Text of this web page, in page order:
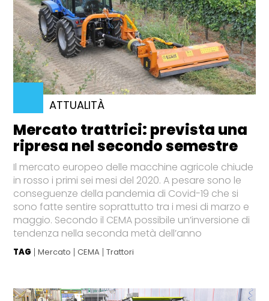
ATTUALITÀ
Mercato trattrici: prevista una
ripresa nel secondo semestre
Il mercato europeo delle macchine agricole chiude
in rosso i primi sei mesi del 2020. A pesare sono le
conseguenze della pandemia di Covid-19 che si
sono fatte sentire soprattutto tra i mesi di marzo e
maggio. Secondo il CEMA possibile un’inversione di
tendenza nella seconda metà dell’anno
TAG Mercato CEMA Trattori